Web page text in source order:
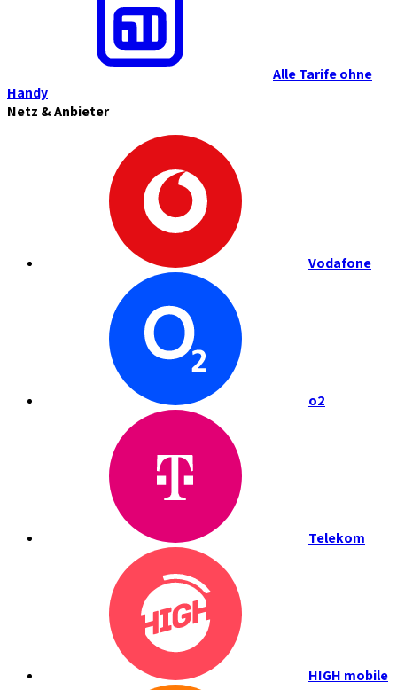
Alle Tarife ohne
Handy
Netz & Anbieter
Vodafone
o2
Telekom
HIGH mobile